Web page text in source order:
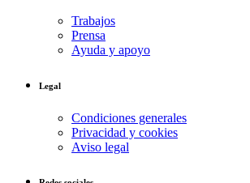
Trabajos
Prensa
Ayuda y apoyo
Legal
Condiciones generales
Privacidad y cookies
Aviso legal